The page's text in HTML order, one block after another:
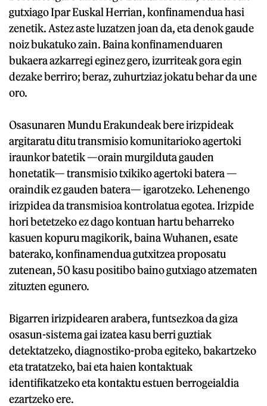
gutxiago Ipar Euskal Herrian, konfinamendua hasi
zenetik. Astez aste luzatzen joan da, eta denok gaude
noiz bukatuko zain. Baina konfinamenduaren
bukaera azkarregi eginez gero, izurriteak gora egin
dezake berriro; beraz, zuhurtziaz jokatu behar da une
oro.
Osasunaren Mundu Erakundeak bere irizpideak
argitaratu ditu transmisio komunitarioko agertoki
iraunkor batetik —orain murgilduta gauden
honetatik— transmisio txikiko agertoki batera —
oraindik ez gauden batera— igarotzeko. Lehenengo
irizpidea da transmisioa kontrolatua egotea. Irizpide
hori betetzeko ez dago kontuan hartu beharreko
kasuen kopuru magikorik, baina Wuhanen, esate
baterako, konfinamendua gutxitzea proposatu
zutenean, 50 kasu positibo baino gutxiago atzematen
zituzten egunero.
Bigarren irizpidearen arabera, funtsezkoa da giza
osasun-sistema gai izatea kasu berri guztiak
detektatzeko, diagnostiko-proba egiteko, bakartzeko
eta tratatzeko, bai eta haien kontaktuak
identifikatzeko eta kontaktu estuen berrogeialdia
ezartzeko ere.